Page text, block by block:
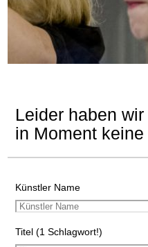
Leider haben
in Moment keine
Künstler Name
Titel (1 Schlagwort!)